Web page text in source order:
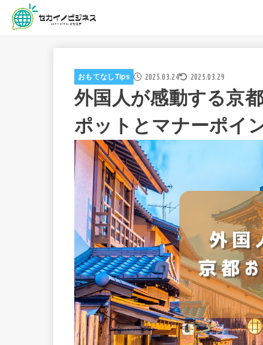
おもてなしTips 2025.03.24 2025.03.29
外国人が感動する京
ポットとマナーポイ